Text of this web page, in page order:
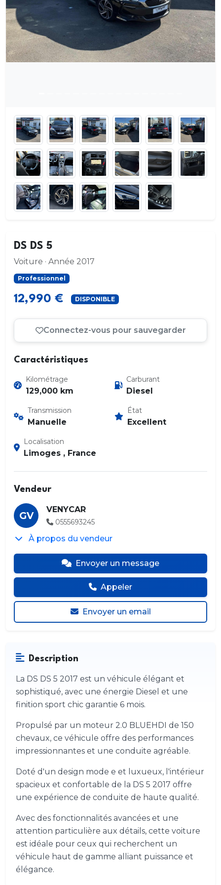
DS DS 5
Voiture · Année 2017
Professionnel
12,990 € DISPONIBLE
Connectez-vous pour sauvegarder
Caractéristiques
Kilométrage
129,000 km
Carburant
Diesel
Transmission
Manuelle
État
Excellent
Localisation
Limoges , France
Vendeur
GV
VENYCAR
0555693245
À propos du vendeur
Envoyer un message
Appeler
Envoyer un email
Description
La DS DS 5 2017 est un véhicule élégant et
sophistiqué, avec une énergie Diesel et une
finition sport chic garantie 6 mois.
Propulsé par un moteur 2.0 BLUEHDI de 150
chevaux, ce véhicule offre des performances
impressionnantes et une conduite agréable.
Doté d'un design mode e et luxueux, l'intérieur
spacieux et confortable de la DS 5 2017 offre
une expérience de conduite de haute qualité.
Avec des fonctionnalités avancées et une
attention particulière aux détails, cette voiture
est idéale pour ceux qui recherchent un
véhicule haut de gamme alliant puissance et
élégance.